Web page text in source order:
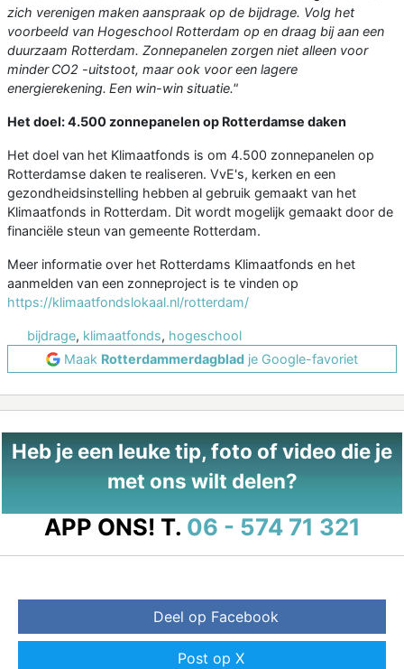
zich verenigen maken aanspraak op de bijdrage. Volg het
voorbeeld van Hogeschool Rotterdam op en draag bij aan een
duurzaam Rotterdam. Zonnepanelen zorgen niet alleen voor
minder CO2 -uitstoot, maar ook voor een lagere
energierekening. Een win-win situatie."
Het doel: 4.500 zonnepanelen op Rotterdamse daken
Het doel van het Klimaatfonds is om 4.500 zonnepanelen op
Rotterdamse daken te realiseren. VvE's, kerken en een
gezondheidsinstelling hebben al gebruik gemaakt van het
Klimaatfonds in Rotterdam. Dit wordt mogelijk gemaakt door de
financiële steun van gemeente Rotterdam.
Meer informatie over het Rotterdams Klimaatfonds en het
aanmelden van een zonneproject is te vinden op
https://klimaatfondslokaal.nl/rotterdam/
bijdrage, klimaatfonds, hogeschool
Maak Rotterdammerdagblad je Google-favoriet
Heb je een leuke tip, foto of video die je
met ons wilt delen?
APP ONS! T. 06 - 574 71 321
Deel op Facebook
Post op X